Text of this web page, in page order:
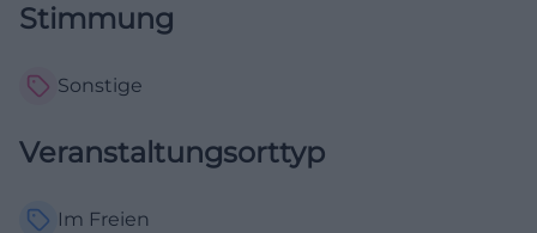
Stimmung
Sonstige
Veranstaltungsorttyp
Im Freien